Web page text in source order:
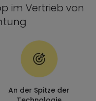
im Vertrieb von
An der Spitze der